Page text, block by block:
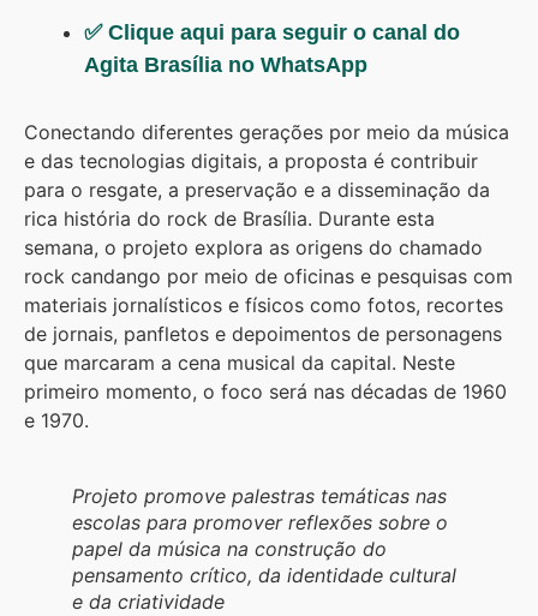
✅ Clique aqui para seguir o canal do
Agita Brasília no WhatsApp
Conectando diferentes gerações por meio da música
e das tecnologias digitais, a proposta é contribuir
para o resgate, a preservação e a disseminação da
rica história do rock de Brasília. Durante esta
semana, o projeto explora as origens do chamado
rock candango por meio de oficinas e pesquisas com
materiais jornalísticos e físicos como fotos, recortes
de jornais, panfletos e depoimentos de personagens
que marcaram a cena musical da capital. Neste
primeiro momento, o foco será nas décadas de 1960
e 1970.
Projeto promove palestras temáticas nas
escolas para promover reflexões sobre o
papel da música na construção do
pensamento crítico, da identidade cultural
e da criatividade